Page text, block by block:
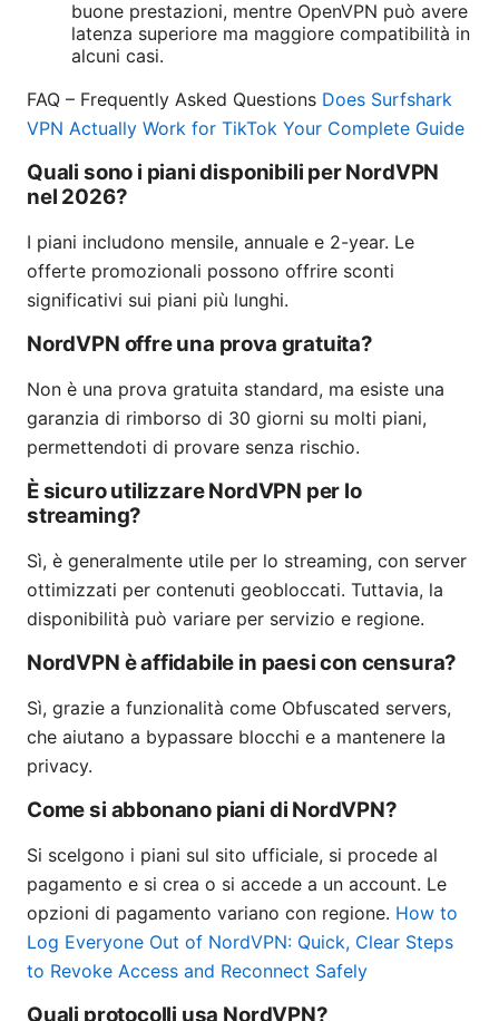
buone prestazioni, mentre OpenVPN può avere
latenza superiore ma maggiore compatibilità in
alcuni casi.
FAQ – Frequently Asked Questions Does Surfshark
VPN Actually Work for TikTok Your Complete Guide
Quali sono i piani disponibili per NordVPN
nel 2026?
I piani includono mensile, annuale e 2-year. Le
offerte promozionali possono offrire sconti
significativi sui piani più lunghi.
NordVPN offre una prova gratuita?
Non è una prova gratuita standard, ma esiste una
garanzia di rimborso di 30 giorni su molti piani,
permettendoti di provare senza rischio.
È sicuro utilizzare NordVPN per lo
streaming?
Sì, è generalmente utile per lo streaming, con server
ottimizzati per contenuti geobloccati. Tuttavia, la
disponibilità può variare per servizio e regione.
NordVPN è affidabile in paesi con censura?
Sì, grazie a funzionalità come Obfuscated servers,
che aiutano a bypassare blocchi e a mantenere la
privacy.
Come si abbonano piani di NordVPN?
Si scelgono i piani sul sito ufficiale, si procede al
pagamento e si crea o si accede a un account. Le
opzioni di pagamento variano con regione. How to
Log Everyone Out of NordVPN: Quick, Clear Steps
to Revoke Access and Reconnect Safely
Quali protocolli usa NordVPN?